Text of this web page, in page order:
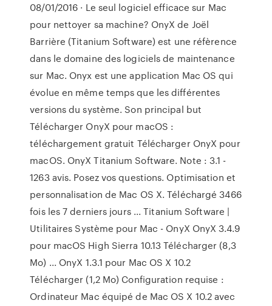
08/01/2016 · Le seul logiciel efficace sur Mac
pour nettoyer sa machine? OnyX de Joël
Barrière (Titanium Software) est une réfèrence
dans le domaine des logiciels de maintenance
sur Mac. Onyx est une application Mac OS qui
évolue en même temps que les différentes
versions du système. Son principal but
Télécharger OnyX pour macOS :
téléchargement gratuit Télécharger OnyX pour
macOS. OnyX Titanium Software. Note : 3.1 -
1263 avis. Posez vos questions. Optimisation et
personnalisation de Mac OS X. Téléchargé 3466
fois les 7 derniers jours ... Titanium Software |
Utilitaires Système pour Mac - OnyX OnyX 3.4.9
pour macOS High Sierra 10.13 Télécharger (8,3
Mo) ... OnyX 1.3.1 pour Mac OS X 10.2
Télécharger (1,2 Mo) Configuration requise :
Ordinateur Mac équipé de Mac OS X 10.2 avec